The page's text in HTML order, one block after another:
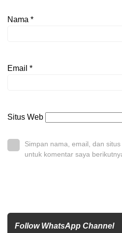
Nama *
Email *
Situs Web
Simpan nama, email, dan
untuk komentar saya
Follow WhatsApp Channel